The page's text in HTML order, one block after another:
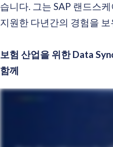
습니다. 그는 SAP 랜드스
지원한 다년간의 경험을
보험 산업을 위한 Data
함께